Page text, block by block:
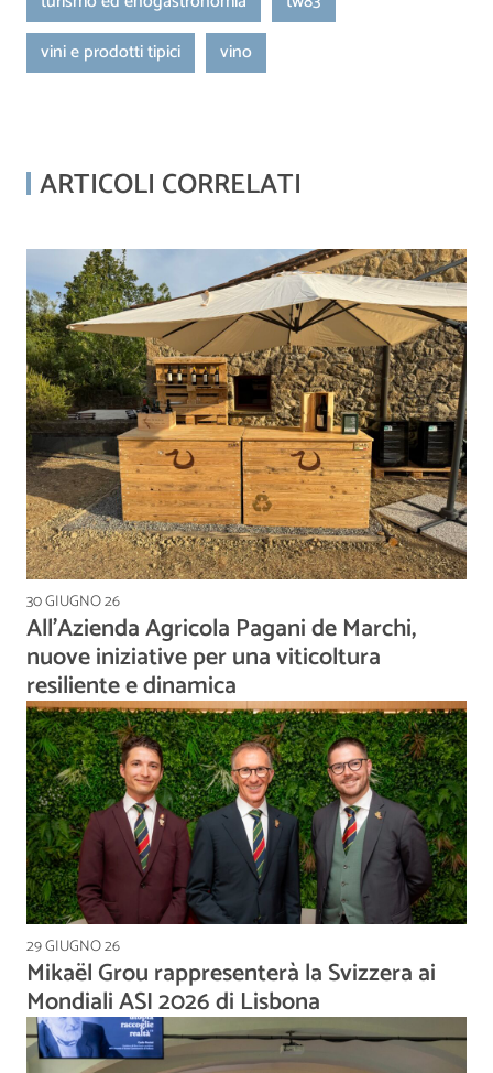
vini e prodotti tipici
vino
ARTICOLI CORRELATI
30 GIUGNO 26
All’Azienda Agricola Pagani de Marchi,
nuove iniziative per una viticoltura
resiliente e dinamica
29 GIUGNO 26
Mikaël Grou rappresenterà la Svizzera ai
Mondiali ASI 2026 di Lisbona